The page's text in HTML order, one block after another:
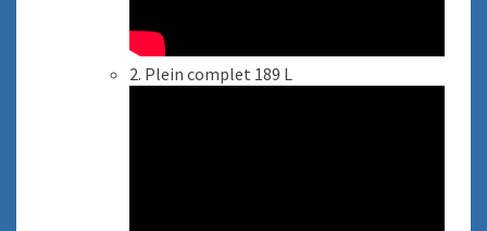
2. Plein complet 189 L